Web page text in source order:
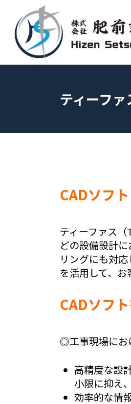
ティーフ
CADソフ
ティーファス
どの設備設計
リングにも対
を活用して、お
CADソフ
◎工事現場に
高精度な設
小限に抑え
効率的な情